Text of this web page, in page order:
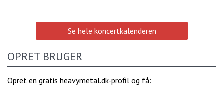
Se hele koncertkalenderen
OPRET BRUGER
Opret en gratis heavymetal.dk-profil og få: